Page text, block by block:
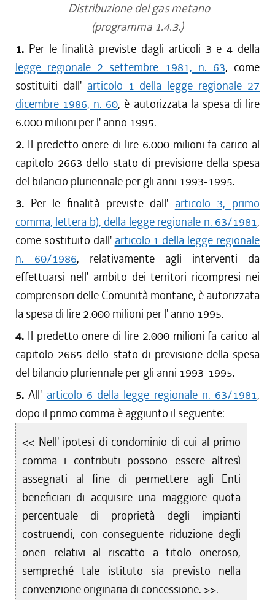
Distribuzione del gas metano
(programma 1.4.3.)
1. Per le finalità previste dagli articoli 3 e 4 della
legge regionale 2 settembre 1981, n. 63, come
sostituiti dall' articolo 1 della legge regionale 27
dicembre 1986, n. 60, è autorizzata la spesa di lire
6.000 milioni per l' anno 1995.
2. Il predetto onere di lire 6.000 milioni fa carico al
capitolo 2663 dello stato di previsione della spesa
del bilancio pluriennale per gli anni 1993-1995.
3. Per le finalità previste dall' articolo 3, primo
comma, lettera b), della legge regionale n. 63/1981,
come sostituito dall' articolo 1 della legge regionale
n. 60/1986, relativamente agli interventi da
effettuarsi nell' ambito dei territori ricompresi nei
comprensori delle Comunità montane, è autorizzata
la spesa di lire 2.000 milioni per l' anno 1995.
4. Il predetto onere di lire 2.000 milioni fa carico al
capitolo 2665 dello stato di previsione della spesa
del bilancio pluriennale per gli anni 1993-1995.
5. All' articolo 6 della legge regionale n. 63/1981,
dopo il primo comma è aggiunto il seguente:
<< Nell' ipotesi di condominio di cui al primo
comma i contributi possono essere altresì
assegnati al fine di permettere agli Enti
beneficiari di acquisire una maggiore quota
percentuale di proprietà degli impianti
costruendi, con conseguente riduzione degli
oneri relativi al riscatto a titolo oneroso,
sempreché tale istituto sia previsto nella
convenzione originaria di concessione. >>.